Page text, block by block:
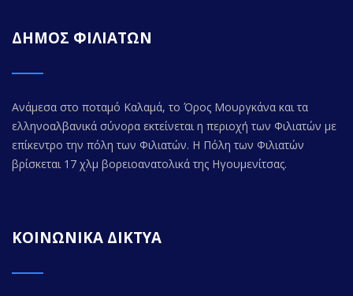
ΔΗΜΟΣ ΦΙΛΙΑΤΩΝ
Ανάμεσα στο ποταμό Καλαμά, το Όρος Μουργκάνα και τα
ελληνοαλβανικά σύνορα εκτείνεται η περιοχή των Φιλιατών με
επίκεντρο την πόλη των Φιλιατών. Η Πόλη των Φιλιατών
βρίσκεται 17 χλμ βορειοανατολικά της Ηγουμενίτσας.
ΚΟΙΝΩΝΙΚΑ ΔΙΚΤΥΑ